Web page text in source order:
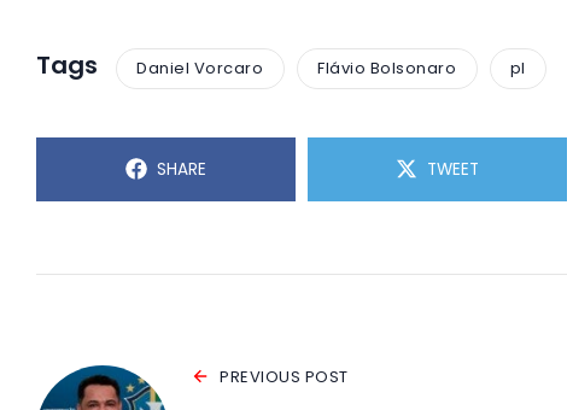
Tags Daniel Vorcaro Flávio Bolsonaro pl
SHARE TWEET
PREVIOUS POST